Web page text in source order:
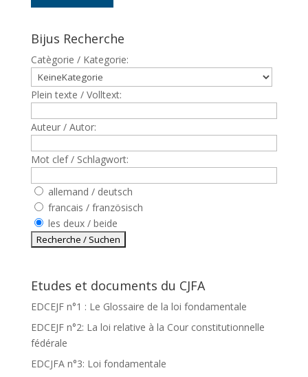
Bijus Recherche
Catègorie / Kategorie:
Plein texte / Volltext:
Auteur / Autor:
Mot clef / Schlagwort:
allemand / deutsch
francais / französisch
les deux / beide
Etudes et documents du CJFA
EDCEJF n°1 : Le Glossaire de la loi fondamentale
EDCEJF n°2: La loi relative à la Cour constitutionnelle
fédérale
EDCJFA n°3: Loi fondamentale